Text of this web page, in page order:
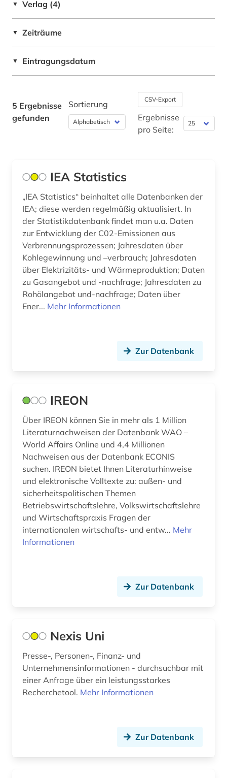
umwelt (1)
wirtschaft (1)
wirtschaftswissenschaften (2)
▼ Verlag (4)
▼ Zeiträume
▼ Eintragungsdatum
5 Ergebnisse
gefunden
Sortierung CSV-Export
Ergebnisse
pro Seite:
IEA Statistics
„IEA Statistics“ beinhaltet alle Datenbanken der
IEA; diese werden regelmäßig aktualisiert. In
der Statistikdatenbank findet man u.a. Daten
zur Entwicklung der C02-Emissionen aus
Verbrennungsprozessen; Jahresdaten über
Kohlegewinnung und –verbrauch; Jahresdaten
über Elektrizitäts- und Wärmeproduktion; Daten
zu Gasangebot und -nachfrage; Jahresdaten zu
Rohölangebot und-nachfrage; Daten über
Ener... Mehr Informationen
Zur Datenbank
IREON
Über IREON können Sie in mehr als 1 Million
Literaturnachweisen der Datenbank WAO –
World Affairs Online und 4,4 Millionen
Nachweisen aus der Datenbank ECONIS
suchen. IREON bietet Ihnen Literaturhinweise
und elektronische Volltexte zu: außen- und
sicherheitspolitischen Themen
Betriebswirtschaftslehre, Volkswirtschaftslehre
und Wirtschaftspraxis Fragen der
internationalen wirtschafts- und entw... Mehr
Informationen
Zur Datenbank
Nexis Uni
Presse-, Personen-, Finanz- und
Unternehmensinformationen - durchsuchbar mit
einer Anfrage über ein leistungsstarkes
Recherchetool. Mehr Informationen
Zur Datenbank